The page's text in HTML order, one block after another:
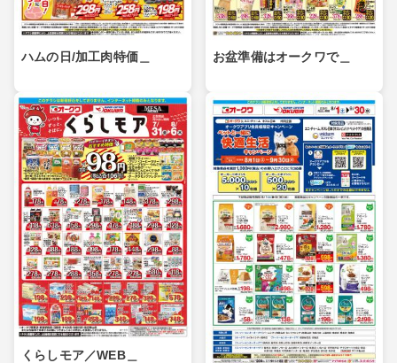
ハムの日/加工肉特価＿ お盆準備はオークワで＿
くらしモア／WEB＿